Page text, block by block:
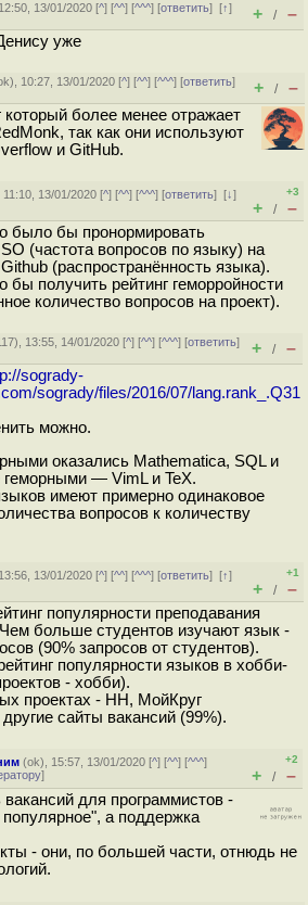
13/01/2020 [^] [^^] [^^^] [ответить][↑]
+ / –
уже
), 10:27, 13/01/2020 [^] [^^] [^^^] [ответить]
+ / –
который более менее отражает
так как они используют
и GitHub.
11:10, 13/01/2020 [^] [^^] [^^^] [ответить][↓]
+3
+ / –
было бы пронормировать
(частота вопросов по языку) на
(распространённость языка).
бы получить рейтинг геморройности
количество вопросов на проект).
), 13:55, 14/01/2020 [^] [^^] [^^^] [ответить]
+ / –
sogrady-
sogrady/files/2016/07/lang.rank_.Q31
можно.
оказались Mathematica, SQL и
геморными — VimL и TeX.
имеют примерно одинаковое
вопросов к количеству
13/01/2020 [^] [^^] [^^^] [ответить][↑]
+1
+ / –
популярности преподавания
больше студентов изучают язык -
(90% запросов от студентов).
популярности языков в хобби-
- хобби).
проектах - HH, МойКруг
сайты вакансий (99%).
(ok), 15:57, 13/01/2020 [^] [^^] [^^^]
]
+2
+ / –
для программистов -
а поддержка
- они, по большей части, отнюдь не